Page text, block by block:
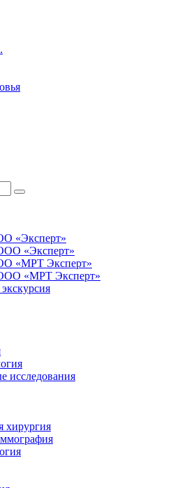
«Эксперт»
«Эксперт»
«МРТ Эксперт»
«МРТ Эксперт»
исследования
хирургия